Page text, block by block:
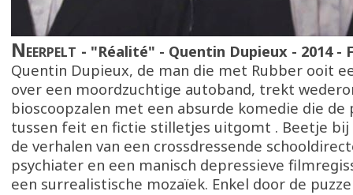
Neerpelt
"Réalité" - Quentin Dupieux - 2014 -
Quentin Dupieux, de man die met Rubber ooit
over een moordzuchtige autoband, trekt
bioscoopzalen met een absurde komedie die
tussen feit en fictie stilletjes uitgomt . Beetje bij
de verhalen van een crossdressende
psychiater en een manisch depressieve
een surrealistische mozaïek. Enkel door de